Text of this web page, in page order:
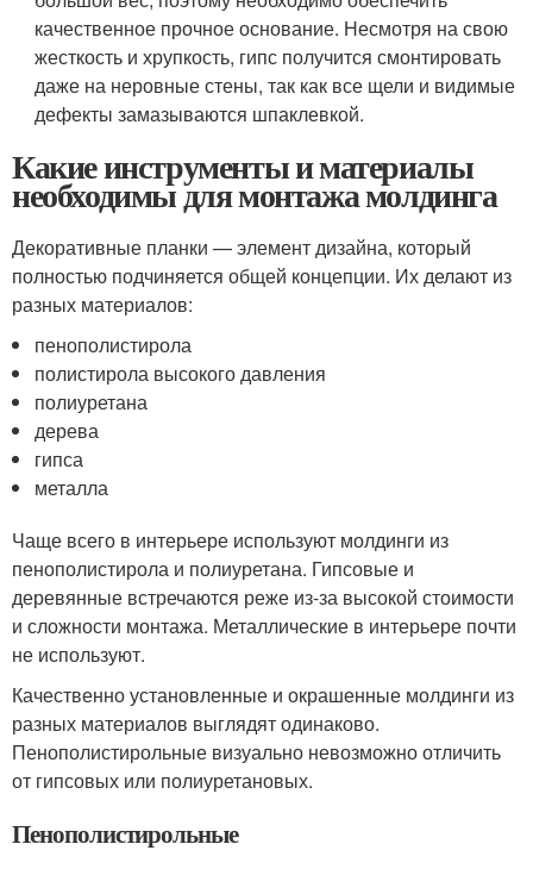
качественное прочное основание. Несмотря на свою
жесткость и хрупкость, гипс получится смонтировать
даже на неровные стены, так как все щели и видимые
дефекты замазываются шпаклевкой.
Какие инструменты и материалы
необходимы для монтажа молдинга
Декоративные планки — элемент дизайна, который
полностью подчиняется общей концепции. Их делают из
разных материалов:
пенополистирола
полистирола высокого давления
полиуретана
дерева
гипса
металла
Чаще всего в интерьере используют молдинги из
пенополистирола и полиуретана. Гипсовые и
деревянные встречаются реже из-за высокой стоимости
и сложности монтажа. Металлические в интерьере почти
не используют.
Качественно установленные и окрашенные молдинги из
разных материалов выглядят одинаково.
Пенополистирольные визуально невозможно отличить
от гипсовых или полиуретановых.
Пенополистирольные